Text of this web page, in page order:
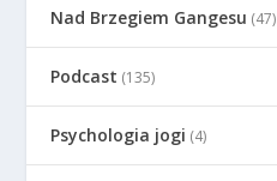
Nad Brzegiem Gangesu (47)
Podcast (135)
Psychologia jogi (4)